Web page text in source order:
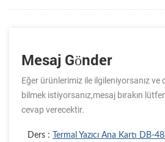
Mesaj Gönder
Eğer ürünlerimiz ile ilgileniyorsanız ve
bilmek istiyorsanız,mesaj bırakın
cevap verecektir.
Ders : Termal Yazıcı Ana Kartı DB-